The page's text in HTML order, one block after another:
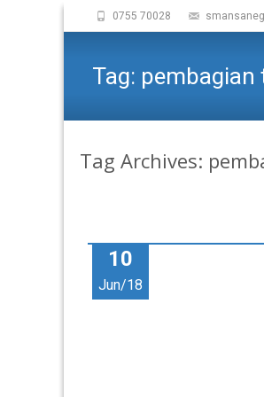
0755 70028
Tag: pembagian
Tag Archives:
10
Jun/18